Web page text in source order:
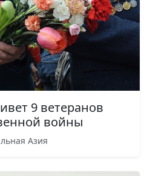
9 ветеранов
войны
Азия